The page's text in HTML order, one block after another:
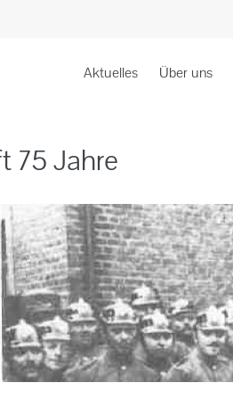
Aktuelles Über uns
75 Jahre